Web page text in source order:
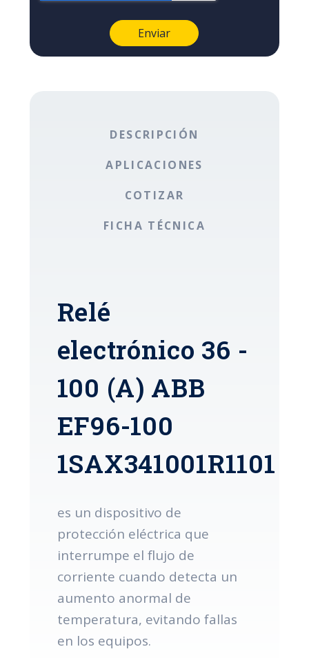
DESCRIPCIÓN
APLICACIONES
COTIZAR
FICHA TÉCNICA
Relé
electrónico 36 -
100 (A) ABB
EF96-100
1SAX341001R1101
es un dispositivo de
protección eléctrica que
interrumpe el flujo de
corriente cuando detecta un
aumento anormal de
temperatura, evitando fallas
en los equipos.